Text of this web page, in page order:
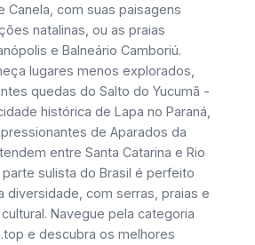
Canela, com suas paisagens
natalinas, ou as praias
e Balneário Camboriú.
lugares menos explorados,
quedas do Salto do Yucumã -
histórica de Lapa no Paraná,
de Aparados da
entre Santa Catarina e Rio
parte sulista do Brasil é perfeito
diversidade, com serras, praias e
Navegue pela categoria
e descubra os melhores